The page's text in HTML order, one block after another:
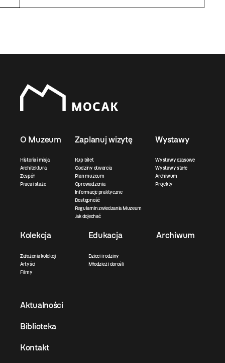
O Muzeum
Historia i misja
Architektura
Zespół
Praca i staże
Zaplanuj wizytę
Kup bilet
Godziny otwarcia
Plan muzeum
Oprowadzenia
Informacje praktyczne
Dostępność
Regulamin zwiedzania Muzeum
Jak dojechać
Wystawy
Wystawy czasowe
Wystawy stałe
Archiwum
Projekty
Kolekcja
Założenia kolekcji
Artyści
Filmy
Edukacja
Dzieci i rodziny
Młodzież i dorośli
Archiwum
Aktualności
Biblioteka
Kontakt